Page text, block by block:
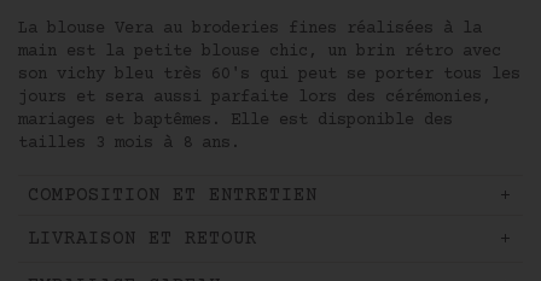
La blouse Vera au broderies fines réalisées à la
main est la petite blouse chic, un brin rétro avec
son vichy bleu très 60's qui peut se porter tous les
jours et sera aussi parfaite lors des cérémonies,
mariages et baptêmes. Elle est disponible des
tailles 3 mois à 8 ans.
COMPOSITION ET ENTRETIEN
LIVRAISON ET RETOUR